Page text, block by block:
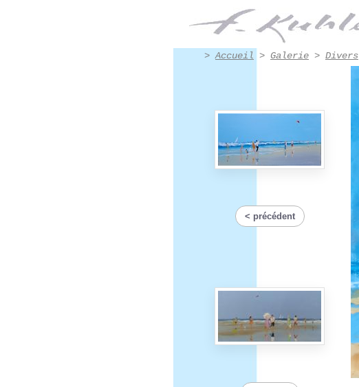
les pieds dans l'eau - Œuvre n° 3031 | Francis Kuhlen>Accueil > Galerie > Divers
précédent